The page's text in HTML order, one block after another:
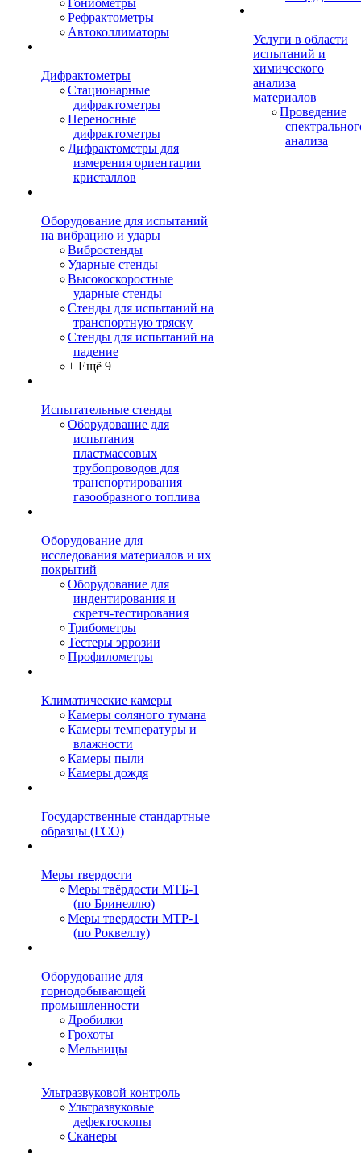
Гониометры
Рефрактометры
Автоколлиматоры
Дифрактометры
Стационарные
дифрактометры
Переносные
дифрактометры
Дифрактометры для
измерения ориентации
кристаллов
Оборудование для испытаний
на вибрацию и удары
Вибростенды
Ударные стенды
Высокоскоростные
ударные стенды
Стенды для испытаний на
транспортную тряску
Стенды для испытаний на
падение
+ Ещё 9
Испытательные стенды
Оборудование для
испытания
пластмассовых
трубопроводов для
транспортирования
газообразного топлива
Оборудование для
исследования материалов и их
покрытий
Оборудование для
индентирования и
скретч-тестирования
Трибометры
Тестеры эррозии
Профилометры
Климатические камеры
Камеры соляного тумана
Камеры температуры и
влажности
Камеры пыли
Камеры дождя
Государственные стандартные
образцы (ГСО)
Меры твердости
Меры твёрдости МТБ-1
(по Бринеллю)
Меры твердости МТР-1
(по Роквеллу)
Оборудование для
горнодобывающей
промышленности
Дробилки
Грохоты
Мельницы
Ультразвуковой контроль
Ультразвуковые
дефектоскопы
Сканеры
Услуги в области
испытаний и
химического
анализа
материалов
Проведение
анализа